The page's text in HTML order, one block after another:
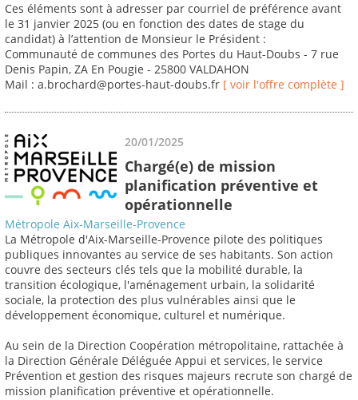
Ces éléments sont à adresser par courriel de préférence avant
le 31 janvier 2025 (ou en fonction des dates de stage du
candidat) à l’attention de Monsieur le Président :
Communauté de communes des Portes du Haut-Doubs - 7 rue
Denis Papin, ZA En Pougie - 25800 VALDAHON
Mail : a.brochard@portes-haut-doubs.fr [ voir l'offre complète ]
20/01/2025
Chargé(e) de mission
planification préventive et
opérationnelle
Métropole Aix-Marseille-Provence
La Métropole d'Aix-Marseille-Provence pilote des politiques
publiques innovantes au service de ses habitants. Son action
couvre des secteurs clés tels que la mobilité durable, la
transition écologique, l'aménagement urbain, la solidarité
sociale, la protection des plus vulnérables ainsi que le
développement économique, culturel et numérique.
Au sein de la Direction Coopération métropolitaine, rattachée à
la Direction Générale Déléguée Appui et services, le service
Prévention et gestion des risques majeurs recrute son chargé de
mission planification préventive et opérationnelle.